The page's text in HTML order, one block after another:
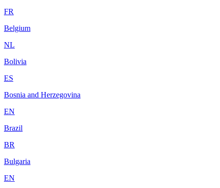
FR
Belgium
NL
Bolivia
ES
Bosnia and Herzegovina
EN
Brazil
BR
Bulgaria
EN